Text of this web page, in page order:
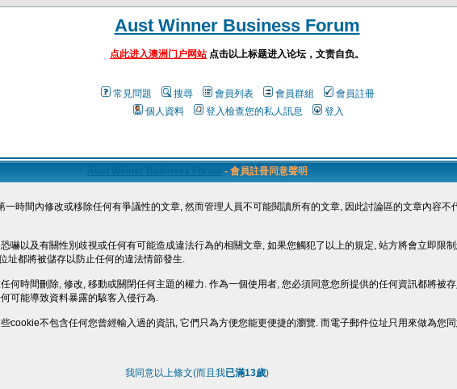
Aust Winner Business Forum
点此进入澳洲门户网站点击以上标题进入论坛，文责自负。
常見問題 搜尋 會員列表 會員群組
會員註冊
個人資料
登入檢查您的私人訊息 登入
- 會員註冊同意聲明
時間內修改或移除任何有爭議性的文章, 然而管理人員不可能閱讀所有的文章, 因此討論區的文章內容不
嚇以及有關性別歧視或任何有可能造成違法行為的相關文章, 如果您觸犯了以上的規定, 站方將會立即限
址都將被儲存以防止任何的違法情節發生.
何時間刪除, 修改, 移動或關閉任何主題的權力. 作為一個使用者, 您必須同意您所提供的任何資訊都將被
可能導致資料暴露的駭客入侵行為.
cookie不包含任何您曾經輸入過的資訊, 它們只為方便您能更便捷的瀏覽. 而電子郵件位址只用來做為您
我同意以上條文(而且我已滿13歲)